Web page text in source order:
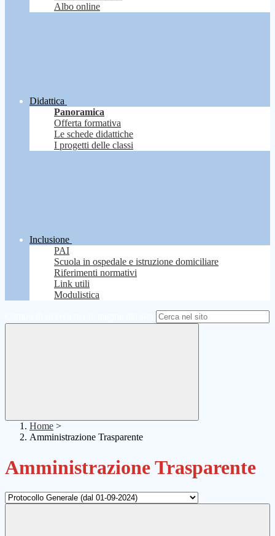
Albo online
Didattica
Panoramica
Offerta formativa
Le schede didattiche
I progetti delle classi
Inclusione
PAI
Scuola in ospedale e istruzione domiciliare
Riferimenti normativi
Link utili
Modulistica
Home >
Amministrazione Trasparente
Amministrazione Trasparente